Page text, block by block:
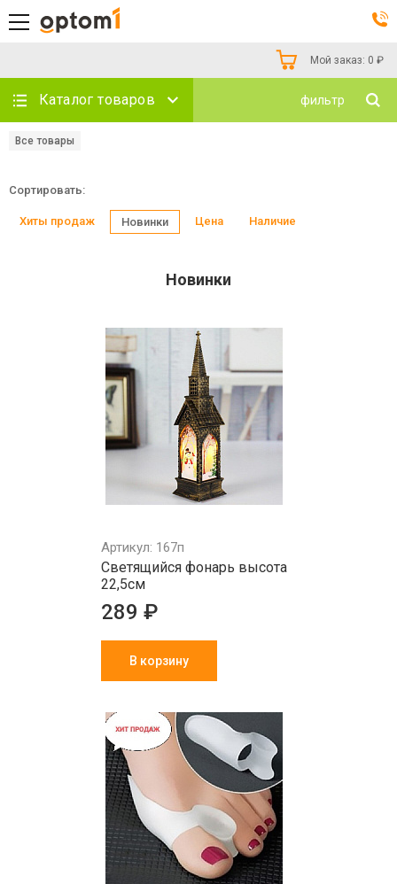
Мой заказ: 0 ₽
Каталог товаров фильтр
Все товары
Сортировать:
Хиты продаж Новинки Цена Наличие
Новинки
Артикул: 167п
Светящийся фонарь высота
22,5см
289 ₽
В корзину